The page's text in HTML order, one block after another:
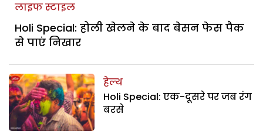
लाइफ स्टाइल
Holi Special: होली खेलने के बाद बेसन फेस पैक
से पाएं निखार
हेल्थ
Holi Special: एक-दूसरे पर जब रंग
बरसे